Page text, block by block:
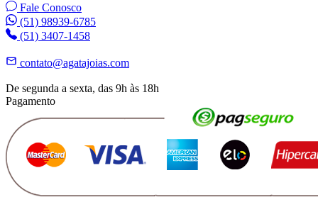
Fale Conosco
(51) 98939-6785
(51) 3407-1458
contato@agatajoias.com
De segunda a sexta, das 9h às 18h
Pagamento